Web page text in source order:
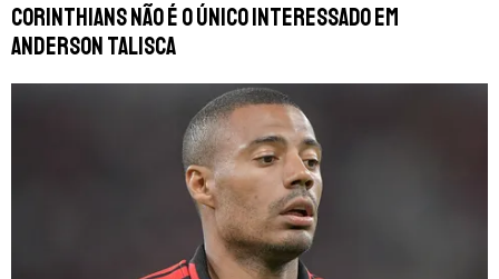
Corinthians não é o único interessado em
Anderson Talisca